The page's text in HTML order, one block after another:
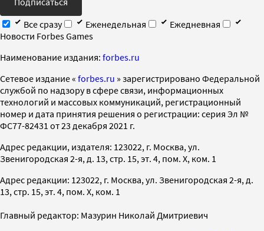
Все сразу
Еженедельная
Ежедневная
Новости Forbes Games
Наименование издания: forbes.ru
Cетевое издание « forbes.ru » зарегистрировано Федеральной
службой по надзору в сфере связи, информационных
технологий и массовых коммуникаций, регистрационный
номер и дата принятия решения о регистрации: серия Эл №
ФС77-82431 от 23 декабря 2021 г.
Адрес редакции, издателя: 123022, г. Москва, ул.
Звенигородская 2-я, д. 13, стр. 15, эт. 4, пом. X, ком. 1
Адрес редакции: 123022, г. Москва, ул. Звенигородская 2-я, д.
13, стр. 15, эт. 4, пом. X, ком. 1
Главный редактор: Мазурин Николай Дмитриевич